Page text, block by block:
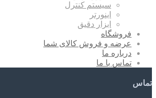
سیستم کنترل
اینورتر
ابزار دقیق
فروشگاه
عرضه و فروش کالای شما
درباره ما
تماس با ما
تماس